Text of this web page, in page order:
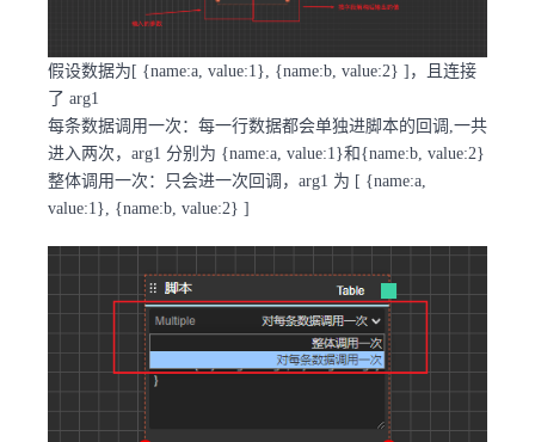
假设数据为[ {name:a, value:1}, {name:b, value:2} ]，且连接
了 arg1
每条数据调用一次：每一行数据都会单独进脚本的回调,一共
进入两次，arg1 分别为 {name:a, value:1}和{name:b, value:2}
整体调用一次：只会进一次回调，arg1 为 [ {name:a,
value:1}, {name:b, value:2} ]